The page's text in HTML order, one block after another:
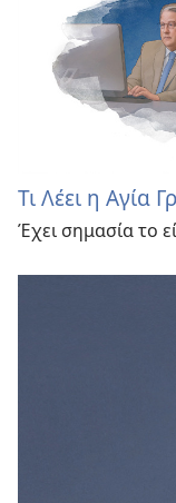
Τι Λέει η Αγία
Έχει σημασία το